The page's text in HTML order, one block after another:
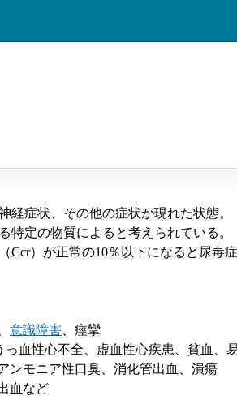
経症状、その他の症状が現れた状態。
特定の物質によると考えられている。
Ccr）が正常の10％以下になると尿毒
意識障害 、痙攣
っ血性心不全、虚血性心疾患、貧血、
アンモニア性口臭、消化管出血、潰瘍
血など